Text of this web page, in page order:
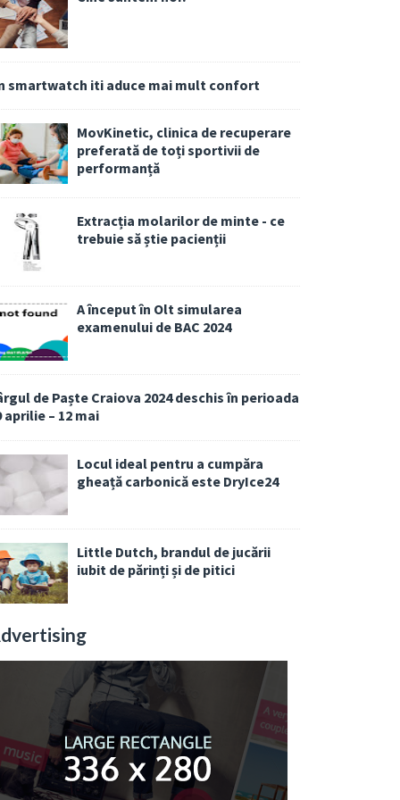
smartwatch iti aduce mai mult confort
MovKinetic, clinica de recuperare
preferată de toți sportivii de
performanță
Extracția molarilor de minte - ce
trebuie să știe pacienții
A început în Olt simularea
examenului de BAC 2024
de Paște Craiova 2024 deschis în perioada
aprilie – 12 mai
Locul ideal pentru a cumpăra
gheață carbonică este DryIce24
Little Dutch, brandul de jucării
iubit de părinți și de pitici